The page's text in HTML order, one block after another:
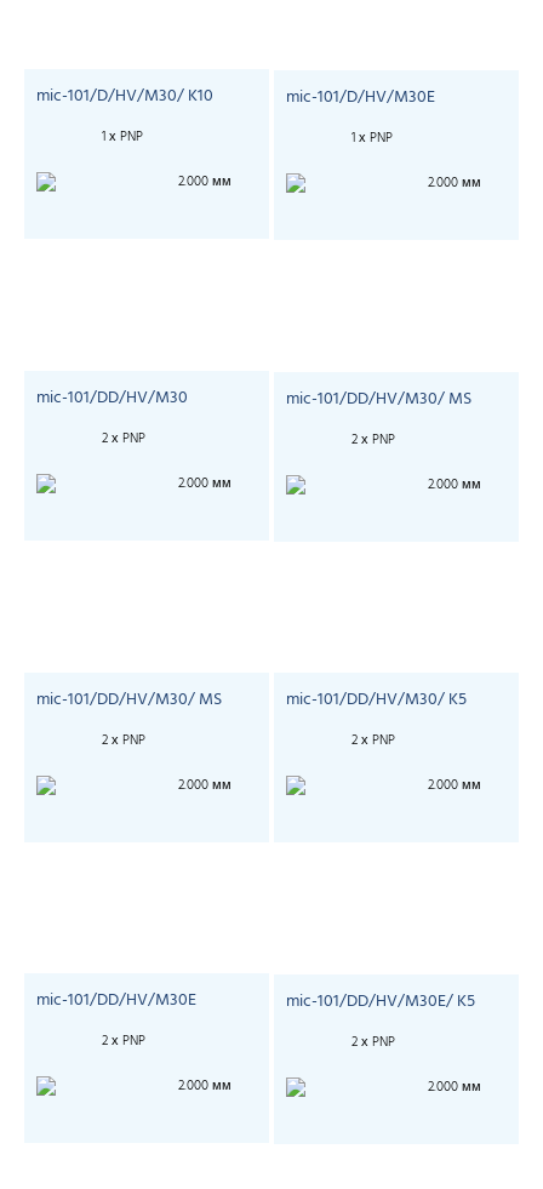
mic-101/D/HV/M30/ K10
1 х PNP
2.000 мм
mic-101/D/HV/M30E
1 х PNP
2.000 мм
mic-101/DD/HV/M30
2 х PNP
2.000 мм
mic-101/DD/HV/M30/ MS
2 х PNP
2.000 мм
mic-101/DD/HV/M30/ MS
2 х PNP
2.000 мм
mic-101/DD/HV/M30/ K5
2 х PNP
2.000 мм
mic-101/DD/HV/M30E
2 х PNP
2.000 мм
mic-101/DD/HV/M30E/ K5
2 х PNP
2.000 мм